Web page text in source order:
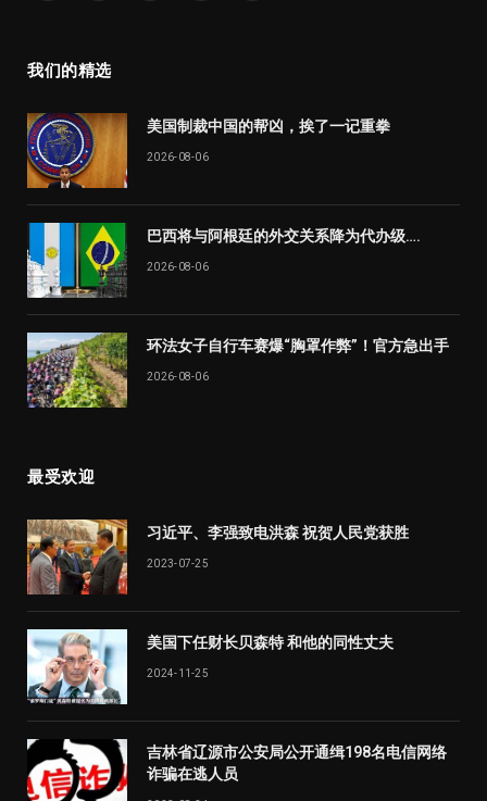
我们的精选
美国制裁中国的帮凶，挨了一记重拳
2026-08-06
巴西将与阿根廷的外交关系降为代办级….
2026-08-06
环法女子自行车赛爆“胸罩作弊”！官方急出手
2026-08-06
最受欢迎
习近平、李强致电洪森 祝贺人民党获胜
2023-07-25
美国下任财长贝森特 和他的同性丈夫
2024-11-25
吉林省辽源市公安局公开通缉198名电信网络
诈骗在逃人员